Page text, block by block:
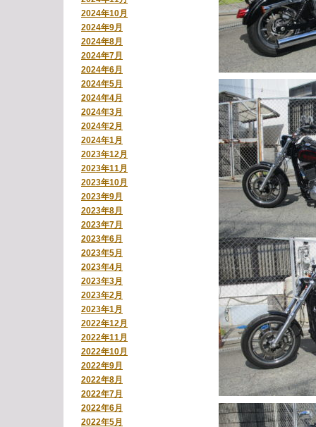
2024年10月
2024年9月
2024年8月
2024年7月
2024年6月
2024年5月
2024年4月
2024年3月
2024年2月
2024年1月
2023年12月
2023年11月
2023年10月
2023年9月
2023年8月
2023年7月
2023年6月
2023年5月
2023年4月
2023年3月
2023年2月
2023年1月
2022年12月
2022年11月
2022年10月
2022年9月
2022年8月
2022年7月
2022年6月
2022年5月